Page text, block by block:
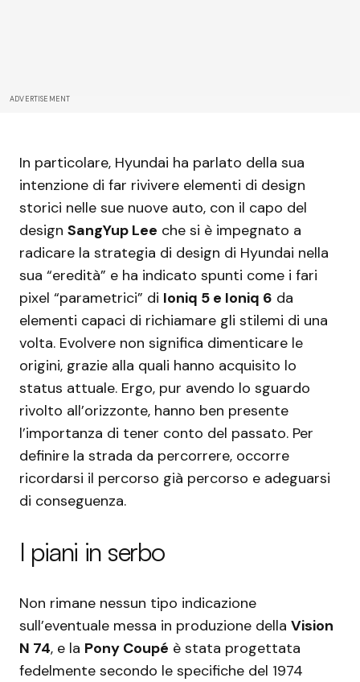
ADVERTISEMENT
In particolare, Hyundai ha parlato della sua
intenzione di far rivivere elementi di design
storici nelle sue nuove auto, con il capo del
design SangYup Lee che si è impegnato a
radicare la strategia di design di Hyundai nella
sua “eredità” e ha indicato spunti come i fari
pixel “parametrici” di Ioniq 5 e Ioniq 6 da
elementi capaci di richiamare gli stilemi di una
volta. Evolvere non significa dimenticare le
origini, grazie alla quali hanno acquisito lo
status attuale. Ergo, pur avendo lo sguardo
rivolto all’orizzonte, hanno ben presente
l’importanza di tener conto del passato. Per
definire la strada da percorrere, occorre
ricordarsi il percorso già percorso e adeguarsi
di conseguenza.
I piani in serbo
Non rimane nessun tipo indicazione
sull’eventuale messa in produzione della Vision
N 74, e la Pony Coupé è stata progettata
fedelmente secondo le specifiche del 1974